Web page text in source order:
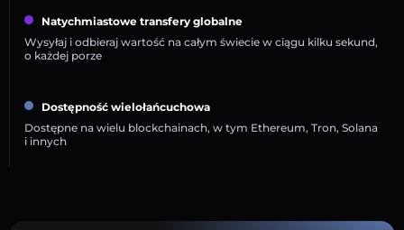
Natychmiastowe transfery globalne
Wysyłaj i odbieraj wartość na całym świecie w ciągu kilku sekund,
o każdej porze
Dostępność wielołańcuchowa
Dostępne na wielu blockchainach, w tym Ethereum, Tron, Solana
i innych